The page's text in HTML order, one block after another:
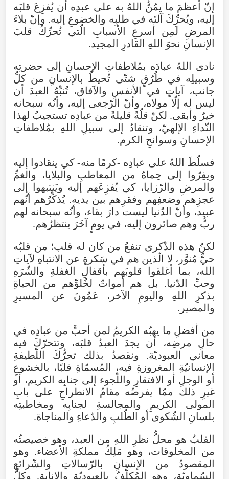
إنّ أعظمَ ما يمُنُّ اللهُ به على عبدِه أن يُفزِعَ قلبَه
إليه، ويُحرِّكَ آلتَه في طلبِه والخضوعِ إليه. وإنّ بلاءَ
المرضِ
لَمِن أسرعِ الأسبابِ الّتي تُحرِّكُ
قلبَ
الإنسانِ نحوَ اللهِ القادرِ المجيد.
نادى اللهُ عبادَه بمُلاطفاتِ الإحسانِ إلى حضرتِه
وسبيلِه في طُرُقٍ شتّى تُحيطُ بالإنسانِ من كلِّ
جانب، آياتٍ في الأنفسِ والآفاق، تُنبِّهُ العبدَ أن
ليس له إلّا مولاه، وأنّ الرّجعى إليه، وأنّه سبحانه
خيرٌ وأبقى. لكنّ قلّةً قليلةً من عبادِه تستجيبُ لهذا
النّداءِ
الإلهيّ، وتنقادُ إلى سبيلِ اللهِ
بمُلاطفاتِ
الإحسانِ وسوانحِ الكرم.
فسلّطَ اللهُ على عبادِه -كرمًا منه-كي ينقادوا إليه
ويفِرّوا
إلى حِماهُ من المعاطبِ والبلايا، والغمِّ
والمرضِ والرّزايا، كي يُفزِعَهم إليه ويَنتبهوا إلى
عجزِهم وضعفِهم وفقرِهم بين يديه. يُذكِّرُهم أنّهم
عبيد، وأنّ الدّنيا ليست دارَ بقاء، وأنّه سبحانه لهم
ربٌّ وهم صائرون إليه، في يومٍ آخَرَ ينتظرُهم.
لكنّ هذه الذّكرى تنفعُ من كان له قلب؛ من قلبُه
حيٌّ مُنوَّر ، لا الّذين هم في سَكرةٍ عن الانتباهِ لآياتِ
الله، بما أغلقوا قلوبَهم بأقفالِ الغفلةِ
والشّرَهِ
وحبِّ
الدّنيا. بل هم أمواتٌ لخُلوِّهم من
الحياةِ
بذكرِ
اللهِ واليومِ الآخر ، عَمُونَ عن
المسيرِ
والمصير .
من أفضلِ ما يهبُه الكريمُ لمن أحبَّ من عبادِه في
حالِ
مرضِه، أن يجدَ العبدُ قلبَه، وتتحرّكَ
فيه
معاني
العبوديّة. ونقصدُ بذلك تحرُّكَ
اللّطيفةِ
الإنسانيّةِ المغروزةِ فيه، المُسمّاةِ قلبًا، بالخشوعِ
أو الوجلِ أو الافتقارِ واللّجوء إلى جنابِه الكريم، أو
غيرِ
ذلك ممّا يفرضُه مقامُ الانطراحِ على
بابِ
المولى
الكريمِ والمجالسةِ لجنابِه
ومخاطبتِه
بلسانِ الشّكوى أو الطّلبِ والدّعاءِ والمناجاة.
القلبُ هو محلُّ نظرِ اللهِ من العبد، وهو خصيصتُه
من المخلوقات، وهو مَلِكُ مملكةِ الأعضاء. وهو
المقصودُ
من الإنسانِ بالرّسالاتِ
والشّرائعِ
السّماويّة، وهو المُكلَّفُ بالعبوديّةِ والإنابة. وكلُّ